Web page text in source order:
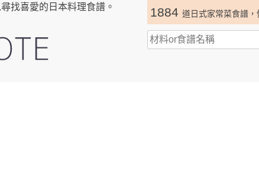
找喜愛的日本料理食譜。 1884 道日式家常菜食譜，